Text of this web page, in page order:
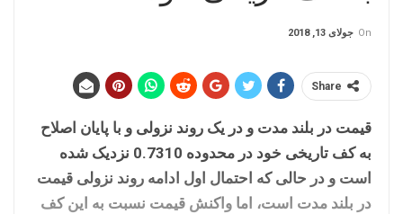
On جولای 13, 2018
Share
قیمت در بلند مدت و در یک روند نزولی و با پایان اصلاح
به کف تاریخی خود در محدوده 0.7310 نزدیک شده
است و در حالی که احتمال اول ادامه روند نزولی قیمت
در بلند مدت است، اما واکنش قیمت نسبت به این کف